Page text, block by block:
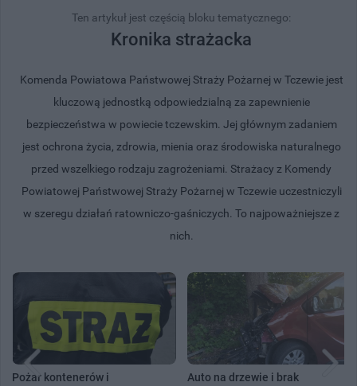
Ten artykuł jest częścią bloku tematycznego:
Kronika strażacka
Komenda Powiatowa Państwowej Straży Pożarnej w Tczewie jest
kluczową jednostką odpowiedzialną za zapewnienie
bezpieczeństwa w powiecie tczewskim. Jej głównym zadaniem
jest ochrona życia, zdrowia, mienia oraz środowiska naturalnego
przed wszelkiego rodzaju zagrożeniami. Strażacy z Komendy
Powiatowej Państwowej Straży Pożarnej w Tczewie uczestniczyli
w szeregu działań ratowniczo-gaśniczych. To najpoważniejsze z
nich.
Pożar kontenerów i
Auto na drzewie i brak